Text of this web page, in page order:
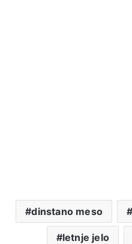
dinstano meso
letnje jelo